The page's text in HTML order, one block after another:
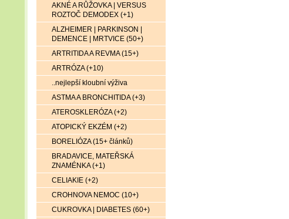
AKNÉ A RŮŽOVKA | VERSUS
ROZTOČ DEMODEX (+1)
ALZHEIMER | PARKINSON |
DEMENCE | MRTVICE (50+)
ARTRITIDA A REVMA (15+)
ARTRÓZA (+10)
..nejlepší kloubní výživa
ASTMA A BRONCHITIDA (+3)
ATEROSKLERÓZA (+2)
ATOPICKÝ EKZÉM (+2)
BORELIÓZA (15+ článků)
BRADAVICE, MATEŘSKÁ
ZNAMÉNKA (+1)
CELIAKIE (+2)
CROHNOVA NEMOC (10+)
CUKROVKA | DIABETES (60+)